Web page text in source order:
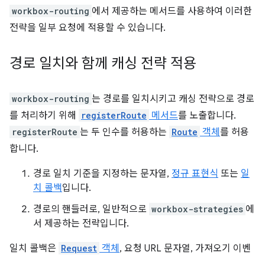
workbox-routing 에서 제공하는 메서드를 사용하여 이러한
전략을 일부 요청에 적용할 수 있습니다.
경로 일치와 함께 캐싱 전략 적용
workbox-routing 는 경로를 일치시키고 캐싱 전략으로 경로
를 처리하기 위해
registerRoute 메서드를 노출합니다.
registerRoute 는 두 인수를 허용하는 Route 객체 를 허용
합니다.
경로 일치 기준을 지정하는 문자열, 정규 표현식 또는 일
치 콜백입니다.
경로의 핸들러로, 일반적으로 workbox-strategies 에
서 제공하는 전략입니다.
일치 콜백은 Request 객체 , 요청 URL 문자열, 가져오기 이벤